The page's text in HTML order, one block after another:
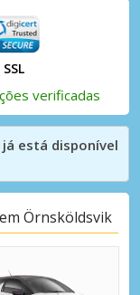
SSL
verificadas
está disponível
Örnsköldsvik